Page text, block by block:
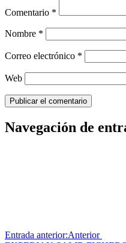
Comentario *
Nombre *
Correo electrónico *
Web
Navegación de
Entrada anterior:Anterior